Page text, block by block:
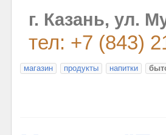
г. Казань, ул.
тел: +7 (843)
магазин продукты напитки